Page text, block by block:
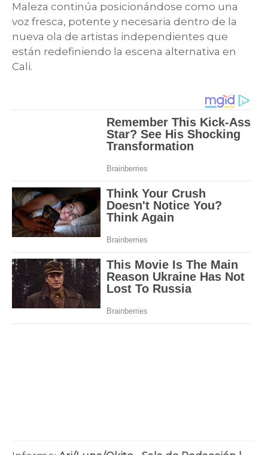
Maleza continúa posicionándose como una
voz fresca, potente y necesaria dentro de la
nueva ola de artistas independientes que
están redefiniendo la escena alternativa en
Cali.